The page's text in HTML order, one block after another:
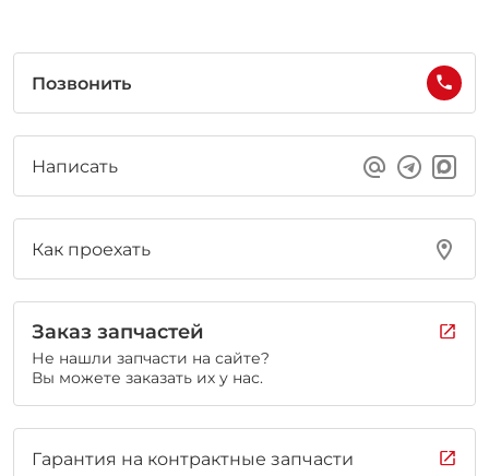
Позвонить
Написать
Как проехать
Заказ запчастей
Не нашли запчасти на сайте?
Вы можете заказать их у нас.
Гарантия на контрактные запчасти